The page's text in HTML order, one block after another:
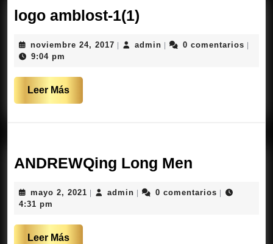
logo amblost-1(1)
1(1)
noviembre 24, 2017 noviembre
adminadmin0 comentarios
9:04 pm
Leer MásLeer
Más
ANDREWQing Long Men
Men
mayo 2, 2021 mayoadminadmin0 comentarios
4:31 pm
Leer MásLeer